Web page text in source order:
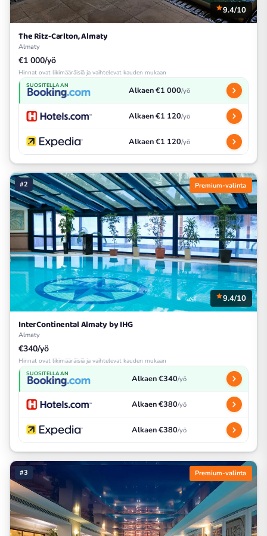
9.4/10
The Ritz-Carlton, Almaty
Almaty
€1 000/yö
Hinnat ovat likimääräisiä ja vaihtelevat kauden mukaan
SUOSITELLAAN Alkaen €1 000/yö
Alkaen €1 120/yö
Alkaen €1 120/yö
#2 Premium-valinta
9.4/10
InterContinental Almaty by IHG
Almaty
€340/yö
Hinnat ovat likimääräisiä ja vaihtelevat kauden mukaan
SUOSITELLAAN Alkaen €340/yö
Alkaen €380/yö
Alkaen €380/yö
#3 Premium-valinta